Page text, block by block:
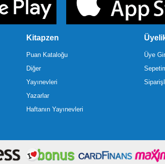
Kitapzen
Puan Kataloğu
Diğer
Yayınevleri
Yazarlar
Haftanın Yayınevleri
Üye